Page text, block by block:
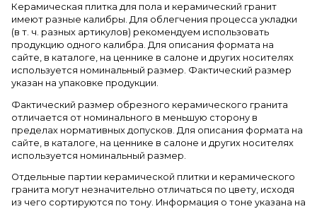
Керамическая плитка для пола и керамический гранит
имеют разные калибры. Для облегчения процесса укладки
(в т. ч. разных артикулов) рекомендуем использовать
продукцию одного калибра. Для описания формата на
сайте, в каталоге, на ценнике в салоне и других носителях
используется номинальный размер. Фактический размер
указан на упаковке продукции.
Фактический размер обрезного керамического гранита
отличается от номинального в меньшую сторону в
пределах нормативных допусков. Для описания формата на
сайте, в каталоге, на ценнике в салоне и других носителях
используется номинальный размер.
Отдельные партии керамической плитки и керамического
гранита могут незначительно отличаться по цвету, исходя
из чего сортируются по тону. Информация о тоне указана на